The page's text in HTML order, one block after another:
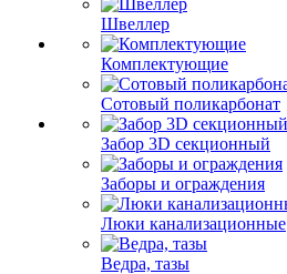
Швеллер
Комплектующие
Сотовый поликарбонат
Забор 3D секционный
Заборы и ограждения
Люки канализационные
Ведра, тазы